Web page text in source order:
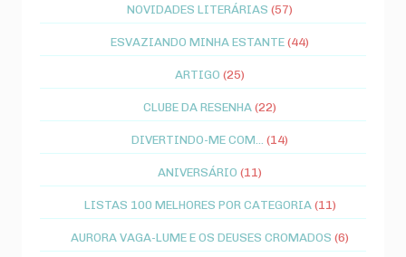
NOVIDADES LITERÁRIAS (57)
ESVAZIANDO MINHA ESTANTE(44)
ARTIGO (25)
CLUBE DA RESENHA(22)
DIVERTINDO-ME COM... (14)
ANIVERSÁRIO (11)
LISTAS 100 MELHORES POR CATEGORIA (11)
AURORA VAGA-LUME E OS DEUSES CROMADOS (6)